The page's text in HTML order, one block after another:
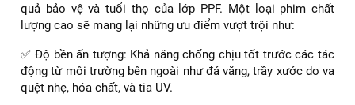
quả bảo vệ và tuổi thọ của lớp PPF. Một loại phim chất
lượng cao sẽ mang lại những ưu điểm vượt trội như:
✅ Độ bền ấn tượng: Khả năng chống chịu tốt trước các tác
động từ môi trường bên ngoài như đá văng, trầy xước do va
quệt nhẹ, hóa chất, và tia UV.